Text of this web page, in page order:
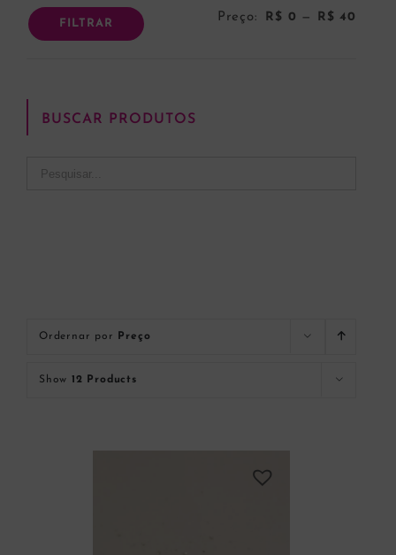
Ordernar por Preço
Show 12 Products
FILTRAR Preço: R$ 0 — R$ 40
BUSCAR PRODUTOS